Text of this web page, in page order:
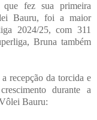
fez sua primeira
Bauru, foi a maior
2024/25, com 311
Bruna também
recepção da torcida e
durante a
Bauru: